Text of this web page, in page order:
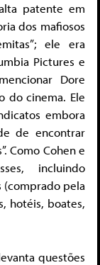
patente em
dos mafiosos
ele era
Pictures e
Dore
do cinema. Ele
embora
de encontrar
Como Cohen e
incluindo
(comprado pela
hotéis, boates,
questões